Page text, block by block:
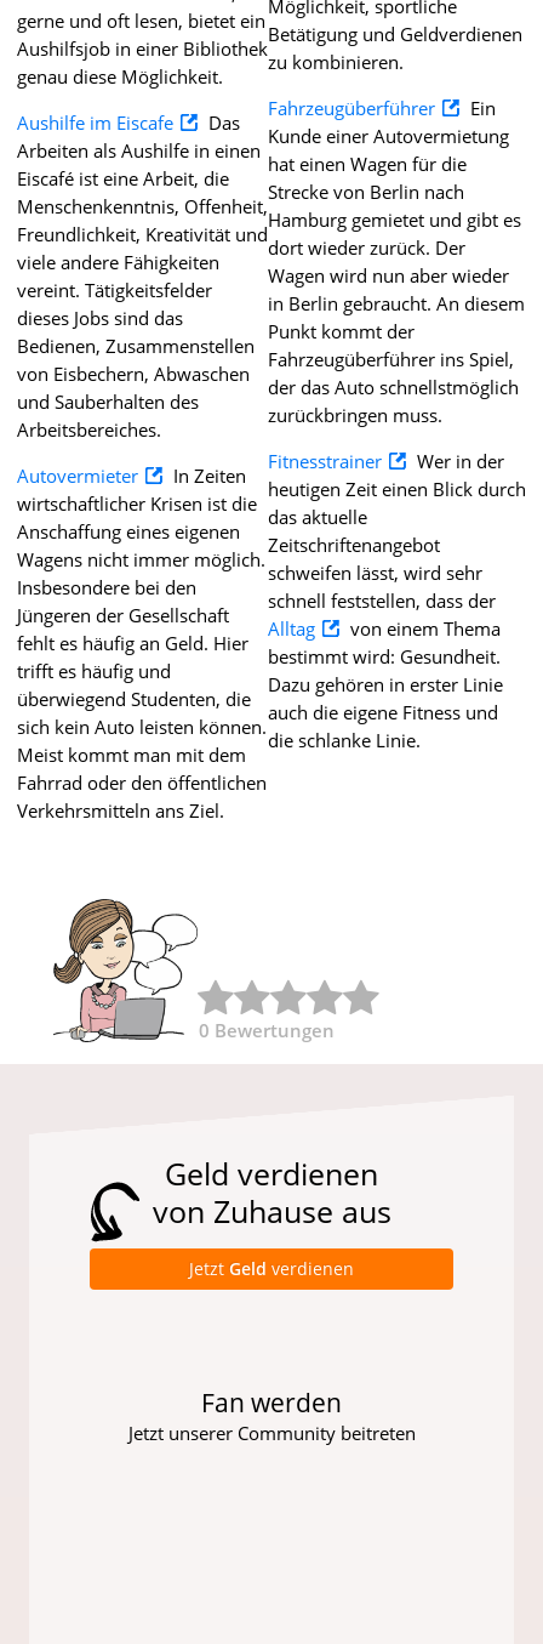
gerne und oft lesen, bietet ein
Aushilfsjob in einer Bibliothek
genau diese Möglichkeit.
Aushilfe im Eiscafe
Das
Arbeiten als Aushilfe in einen
Eiscafé ist eine Arbeit, die
Menschenkenntnis, Offenheit,
Freundlichkeit, Kreativität und
viele andere Fähigkeiten
vereint. Tätigkeitsfelder
dieses Jobs sind das
Bedienen, Zusammenstellen
von Eisbechern, Abwaschen
und Sauberhalten des
Arbeitsbereiches.
Autovermieter
In Zeiten
wirtschaftlicher Krisen ist die
Anschaffung eines eigenen
Wagens nicht immer möglich.
Insbesondere bei den
Jüngeren der Gesellschaft
fehlt es häufig an Geld. Hier
trifft es häufig und
überwiegend Studenten, die
sich kein Auto leisten können.
Meist kommt man mit dem
Fahrrad oder den öffentlichen
Verkehrsmitteln ans Ziel.
Möglichkeit, sportliche
Betätigung und Geldverdienen
zu kombinieren.
Fahrzeugüberführer
Ein
Kunde einer Autovermietung
hat einen Wagen für die
Strecke von Berlin nach
Hamburg gemietet und gibt es
dort wieder zurück. Der
Wagen wird nun aber wieder
in Berlin gebraucht. An diesem
Punkt kommt der
Fahrzeugüberführer ins Spiel,
der das Auto schnellstmöglich
zurückbringen muss.
Fitnesstrainer
Wer in der
heutigen Zeit einen Blick durch
das aktuelle
Zeitschriftenangebot
schweifen lässt, wird sehr
schnell feststellen, dass der
Alltag
von einem Thema
bestimmt wird: Gesundheit.
Dazu gehören in erster Linie
auch die eigene Fitness und
die schlanke Linie.
0 Bewertungen
Geld verdienen
von Zuhause aus
Jetzt Geld verdienen
Fan werden
Jetzt unserer Community beitreten